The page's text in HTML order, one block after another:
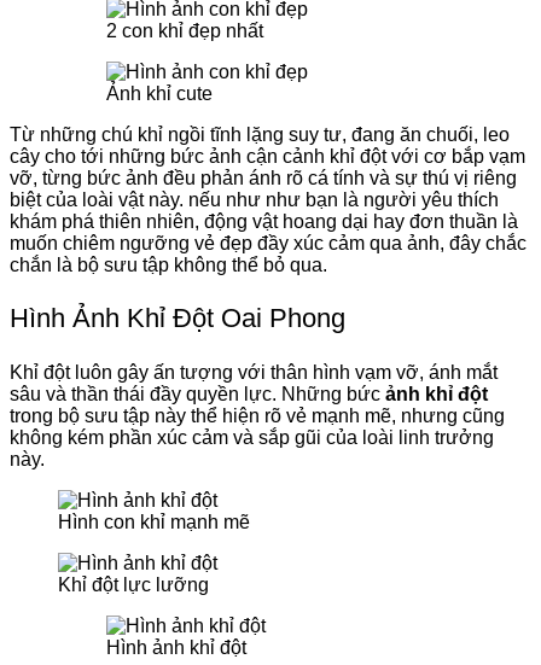
2 con khỉ đẹp nhất
Ảnh khỉ cute
Từ những chú khỉ ngồi tĩnh lặng suy tư, đang ăn chuối, leo
cây cho tới những bức ảnh cận cảnh khỉ đột với cơ bắp vạm
vỡ, từng bức ảnh đều phản ánh rõ cá tính và sự thú vị riêng
biệt của loài vật này. nếu như như bạn là người yêu thích
khám phá thiên nhiên, động vật hoang dại hay đơn thuần là
muốn chiêm ngưỡng vẻ đẹp đầy xúc cảm qua ảnh, đây chắc
chắn là bộ sưu tập không thể bỏ qua.
Hình Ảnh Khỉ Đột Oai Phong
Khỉ đột luôn gây ấn tượng với thân hình vạm vỡ, ánh mắt
sâu và thần thái đầy quyền lực. Những bức ảnh khỉ đột
trong bộ sưu tập này thể hiện rõ vẻ mạnh mẽ, nhưng cũng
không kém phần xúc cảm và sắp gũi của loài linh trưởng
này.
Hình con khỉ mạnh mẽ
Khỉ đột lực lưỡng
Hình ảnh khỉ đột